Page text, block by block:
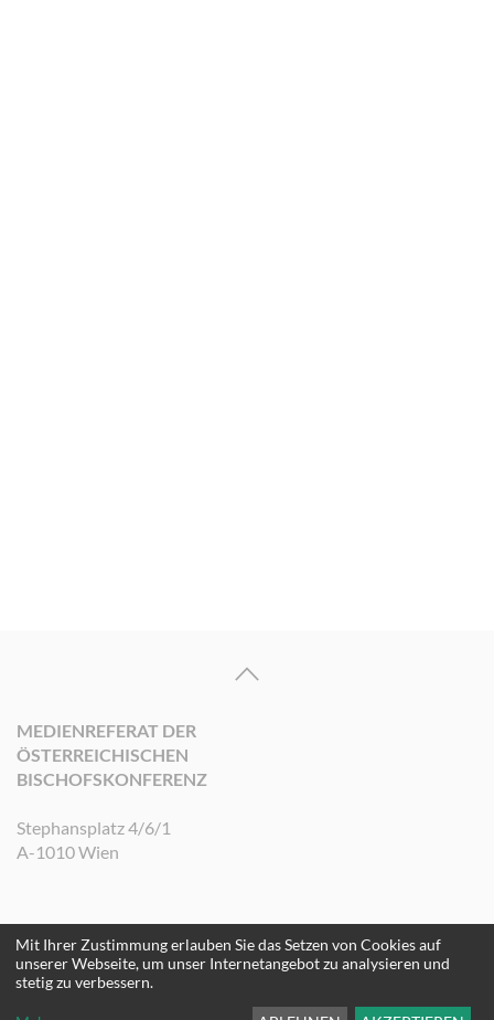
MEDIENREFERAT DER
ÖSTERREICHISCHEN
BISCHOFSKONFERENZ
Stephansplatz 4/6/1
A-1010 Wien
©2026 Medienreferat der Österreichischen Bischofskonferenz. Alle Rechte
vorbehalten.
Mit Ihrer Zustimmung erlauben Sie das Setzen von Cookies auf
unserer Webseite, um unser Internetangebot zu analysieren und
stetig zu verbessern.